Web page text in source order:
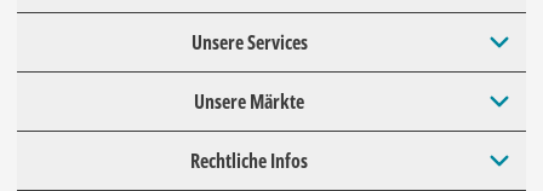
Unsere Services
Unsere Märkte
Rechtliche Infos